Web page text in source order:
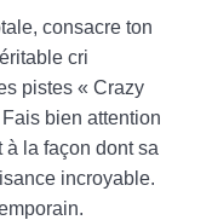
consacre ton
cri
pistes « Crazy
bien attention
la façon dont sa
incroyable.